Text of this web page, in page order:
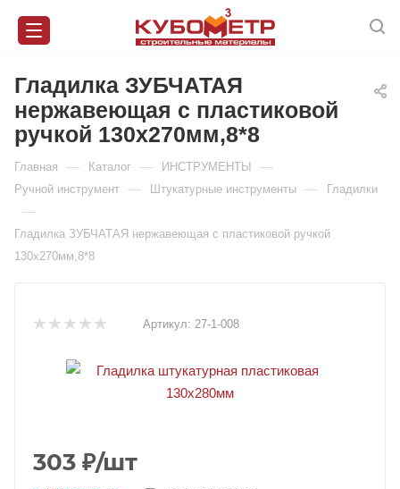
Гладилка ЗУБЧАТАЯ
нержавеющая с пластиковой
ручкой 130х270мм,8*8
Главная — Каталог — ИНСТРУМЕНТЫ —
Ручной инструмент — Штукатурные инструменты — Гладилки
—
Гладилка ЗУБЧАТАЯ нержавеющая с пластиковой ручкой
130х270мм,8*8
Артикул: 27-1-008
303 ₽/шт